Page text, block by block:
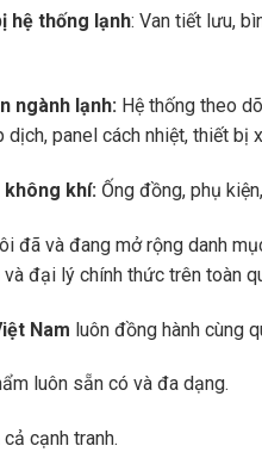
hệ thống lạnh: Van tiết lưu,
ngành lạnh: Hệ thống theo
panel cách nhiệt, thiết bị
khí: Ống đồng, phụ
đã và đang mở rộng danh
và đại lý chính thức trên toàn
Nam luôn đồng hành cùng
luôn sẵn có và đa dạng.
cả cạnh tranh.